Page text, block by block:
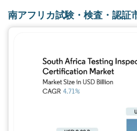
南アフリカ試験・検査・認証